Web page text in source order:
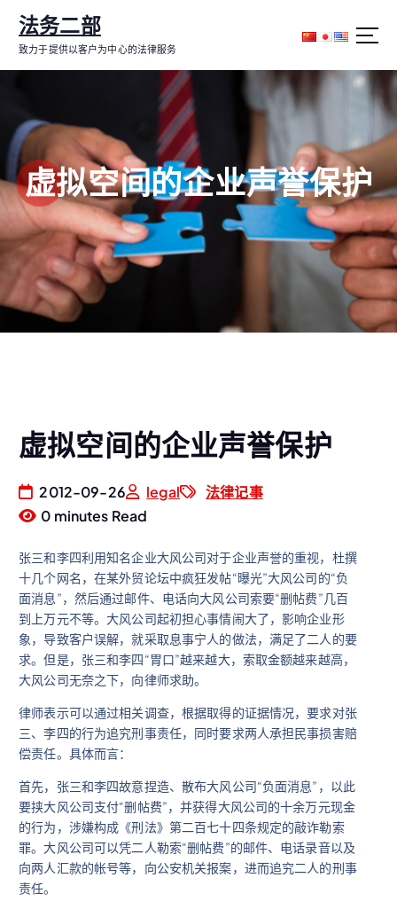
内
法务二部
致力于提供以客户为中心的法律服务
虚拟空间的企业声誉保护
虚拟空间的企业声誉保护
2012-09-26 legal
法律记事
0 minutes Read
张三和李四利用知名企业大风公司对于企业声誉的重视，杜撰
十几个网名，在某外贸论坛中疯狂发帖“曝光”大风公司的“负
面消息”，然后通过邮件、电话向大风公司索要“删帖费”几百
到上万元不等。大风公司起初担心事情闹大了，影响企业形
象，导致客户误解，就采取息事宁人的做法，满足了二人的要
求。但是，张三和李四“胃口”越来越大，索取金额越来越高，
大风公司无奈之下，向律师求助。
律师表示可以通过相关调查，根据取得的证据情况，要求对张
三、李四的行为追究刑事责任，同时要求两人承担民事损害赔
偿责任。具体而言：
首先，张三和李四故意捏造、散布大风公司“负面消息”，以此
要挟大风公司支付“删帖费”，并获得大风公司的十余万元现金
的行为，涉嫌构成《刑法》第二百七十四条规定的敲诈勒索
罪。大风公司可以凭二人勒索“删帖费”的邮件、电话录音以及
向两人汇款的帐号等，向公安机关报案，进而追究二人的刑事
责任。